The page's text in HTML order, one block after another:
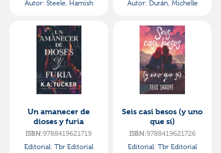
Autor: Steele, Hamish
Autor: Durán, Michelle
Un amanecer de
dioses y furia
ISBN:9788419621719
Editorial: Tbr Editorial
Seis casi besos (y uno
que sí)
ISBN:9788419621726
Editorial: Tbr Editorial